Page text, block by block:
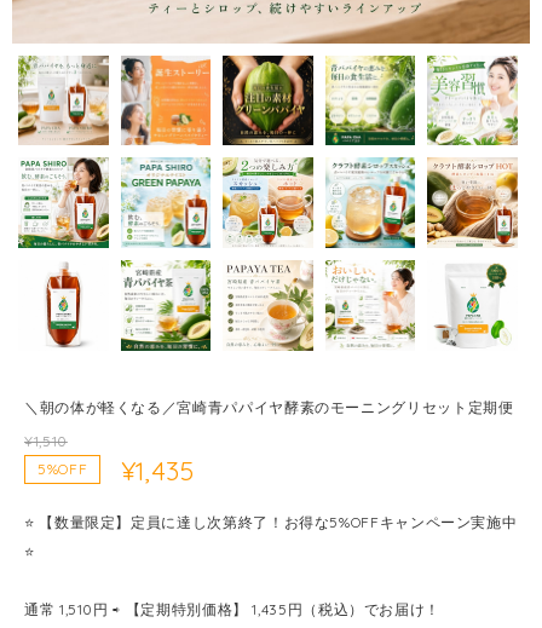
＼朝の体が軽くなる／宮崎青パパイヤ酵素のモーニングリセット定期便
¥1,510
5%OFF
¥1,435
⭐️ 【数量限定】定員に達し次第終了！お得な5%OFFキャンペーン実施中
⭐️
通常 1,510円 ⇨ 【定期特別価格】 1,435円（税込）でお届け！